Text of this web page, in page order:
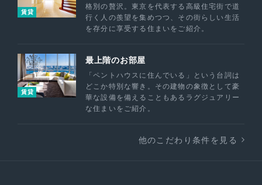
賃貸
格別の贅沢。東京を代表する高級住宅街で道
行く人の羨望を集めつつ、その街らしい生活
を存分に享受する住まいをご紹介。
賃貸
最上階のお部屋
「ペントハウスに住んでいる」という台詞は
どこか特別な響き。その建物の象徴として豪
華な設備を備えることもあるラグジュアリー
な住まいをご紹介。
他のこだわり条件を見る